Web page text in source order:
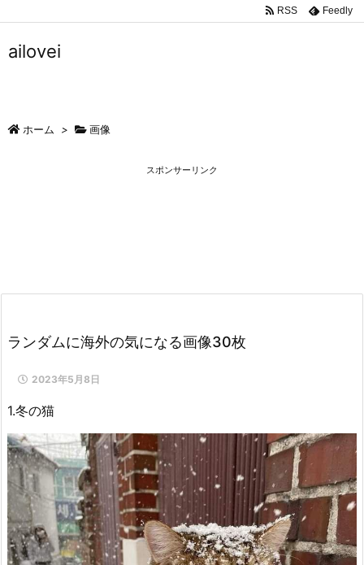
RSS Feedly
ailovei
ホーム > 画像
スポンサーリンク
ランダムに海外の気になる画像30枚
2023年5月8日
1.冬の猫